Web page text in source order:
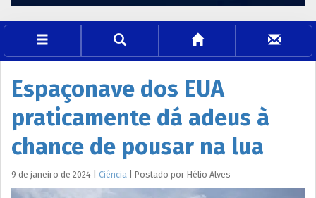
Espaçonave dos EUA
praticamente dá adeus à
chance de pousar na lua
9 de janeiro de 2024 Ciência Postado por Hélio Alves